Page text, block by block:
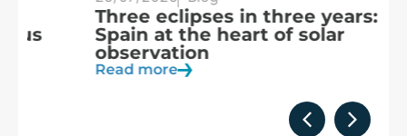
Three eclipses in three years:
Spain at the heart of solar
observation
Read more